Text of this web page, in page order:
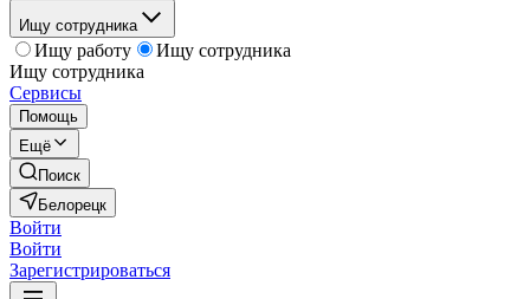
Ищу сотрудника
Ищу работу
Ищу сотрудника
Ищу сотрудника
Сервисы
Помощь
Ещё
Поиск
Белорецк
Войти
Войти
Зарегистрироваться